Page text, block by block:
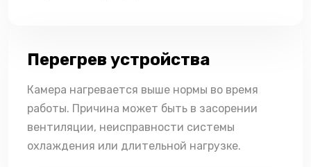
Перегрев устройства
Камера нагревается выше нормы во время
работы. Причина может быть в засорении
вентиляции, неисправности системы
охлаждения или длительной нагрузке.